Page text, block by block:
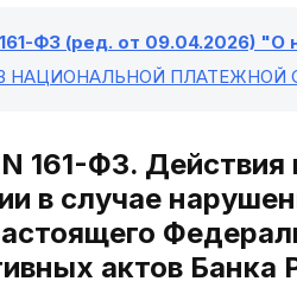
ФЗ (ред. от 09.04.2026)
НАЦИОНАЛЬНОЙ ПЛАТЕЖНОЙ
161-ФЗ.
в случае
актов Банка